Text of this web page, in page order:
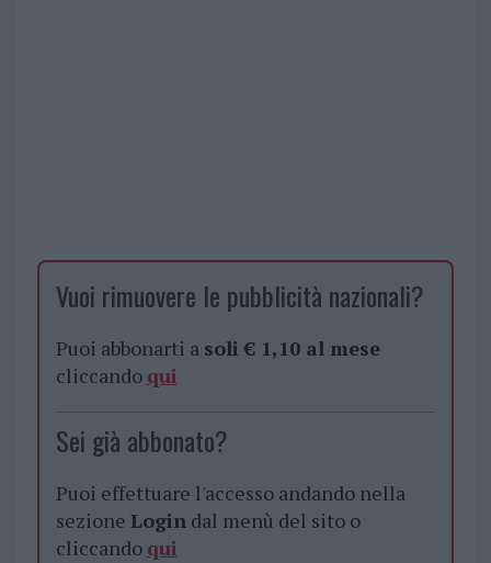
Vuoi rimuovere le pubblicità nazionali?
Puoi abbonarti a soli € 1,10 al mese
cliccando qui
Sei già abbonato?
Puoi effettuare l'accesso andando nella
sezione Logindal menù del sito o
cliccando qui